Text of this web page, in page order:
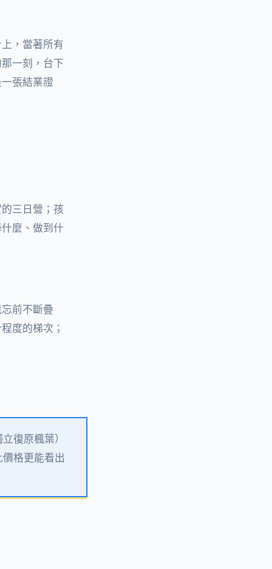
，當著所有
一刻，台下
張結業證
三日營；孩
麼、做到什
前不斷疊
度的梯次；
復原楓葉）
格更能看出